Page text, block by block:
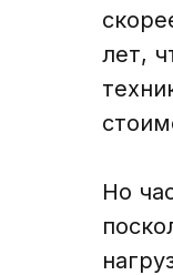
лет,
Но